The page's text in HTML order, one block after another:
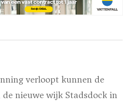
verloopt kunnen de
de nieuwe wijk Stadsdock in